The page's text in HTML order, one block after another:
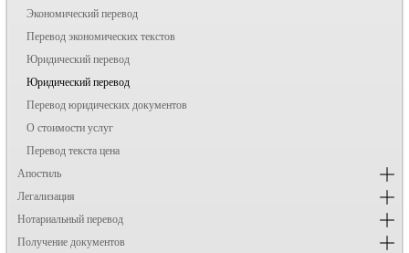
Экономический перевод
Перевод экономических текстов
Юридический перевод
Юридический перевод
Перевод юридических документов
О стоимости услуг
Перевод текста цена
Апостиль
Легализация
Нотариальный перевод
Получение документов